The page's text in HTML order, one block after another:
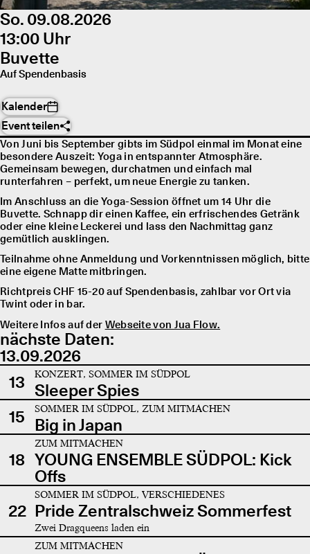
So. 09.08.2026
13:00 Uhr
Buvette
Auf Spendenbasis
Kalender
Event teilen
Von Juni bis September gibts im Südpol einmal im Monat eine
besondere Auszeit: Yoga in entspannter Atmosphäre.
Gemeinsam bewegen, durchatmen und einfach mal
runterfahren – perfekt, um neue Energie zu tanken.
Im Anschluss an die Yoga-Session öffnet um 14 Uhr die
Buvette. Schnapp dir einen Kaffee, ein erfrischendes Getränk
oder eine kleine Leckerei und lass den Nachmittag ganz
gemütlich ausklingen.
Teilnahme ohne Anmeldung und Vorkenntnissen möglich, bitte
eine eigene Matte mitbringen.
Richtpreis CHF 15-20 auf Spendenbasis, zahlbar vor Ort via
Twint oder in bar.
Weitere Infos auf der Webseite von Jua Flow.
nächste Daten:
13.09.2026
13
KONZERT, SOMMER IM SÜDPOL
Sleeper Spies
15
SOMMER IM SÜDPOL, ZUM MITMACHEN
Big in Japan
18
ZUM MITMACHEN
YOUNG ENSEMBLE SÜDPOL: Kick
Offs
22
SOMMER IM SÜDPOL, VERSCHIEDENES
Pride Zentralschweiz Sommerfest
Zwei Dragqueens laden ein
ZUM MITMACHEN